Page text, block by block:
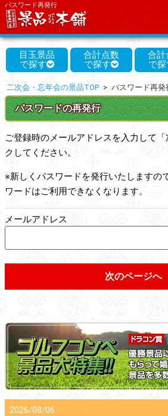
パスワード再発行
目玉景品 合計点数 合計
二次会・忘年会の景品TOP パスワード再発
パスワードの再発行
ご登録時のメールアドレスを入力して
クしてください。
※新しくパスワードを発行いたしますの
ワードはご利用できなくなります。
メールアドレス
次のページへ
2026/08/06